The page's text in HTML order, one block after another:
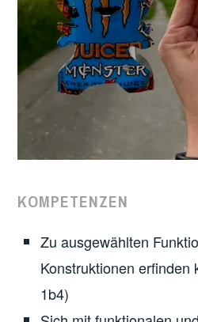
KOMPETENZEN
Zu ausgewählten
Konstruktionen erfinden
1b4)